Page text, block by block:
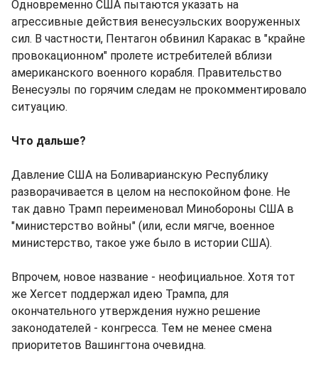
Одновременно США пытаются указать на
агрессивные действия венесуэльских вооруженных
сил. В частности, Пентагон обвинил Каракас в "крайне
провокационном" пролете истребителей вблизи
американского военного корабля. Правительство
Венесуэлы по горячим следам не прокомментировало
ситуацию.
Что дальше?
Давление США на Боливарианскую Республику
разворачивается в целом на неспокойном фоне. Не
так давно Трамп переименовал Минобороны США в
"министерство войны" (или, если мягче, военное
министерство, такое уже было в истории США).
Впрочем, новое название - неофициальное. Хотя тот
же Хегсет поддержал идею Трампа, для
окончательного утверждения нужно решение
законодателей - конгресса. Тем не менее смена
приоритетов Вашингтона очевидна.